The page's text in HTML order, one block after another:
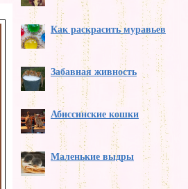
Как раскрасить муравьев
Забавная живность
Абиссинские кошки
Маленькие выдры